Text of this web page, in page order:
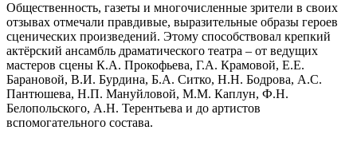
Общественность, газеты и многочисленные зрители в своих
отзывах отмечали правдивые, выразительные образы героев
сценических произведений. Этому способствовал крепкий
актёрский ансамбль драматического театра – от ведущих
мастеров сцены К.А. Прокофьева, Г.А. Крамовой, Е.Е.
Барановой, В.И. Бурдина, Б.А. Ситко, Н.Н. Бодрова, А.С.
Пантюшева, Н.П. Мануйловой, М.М. Каплун, Ф.Н.
Белопольского, А.Н. Терентьева и до артистов
вспомогательного состава.